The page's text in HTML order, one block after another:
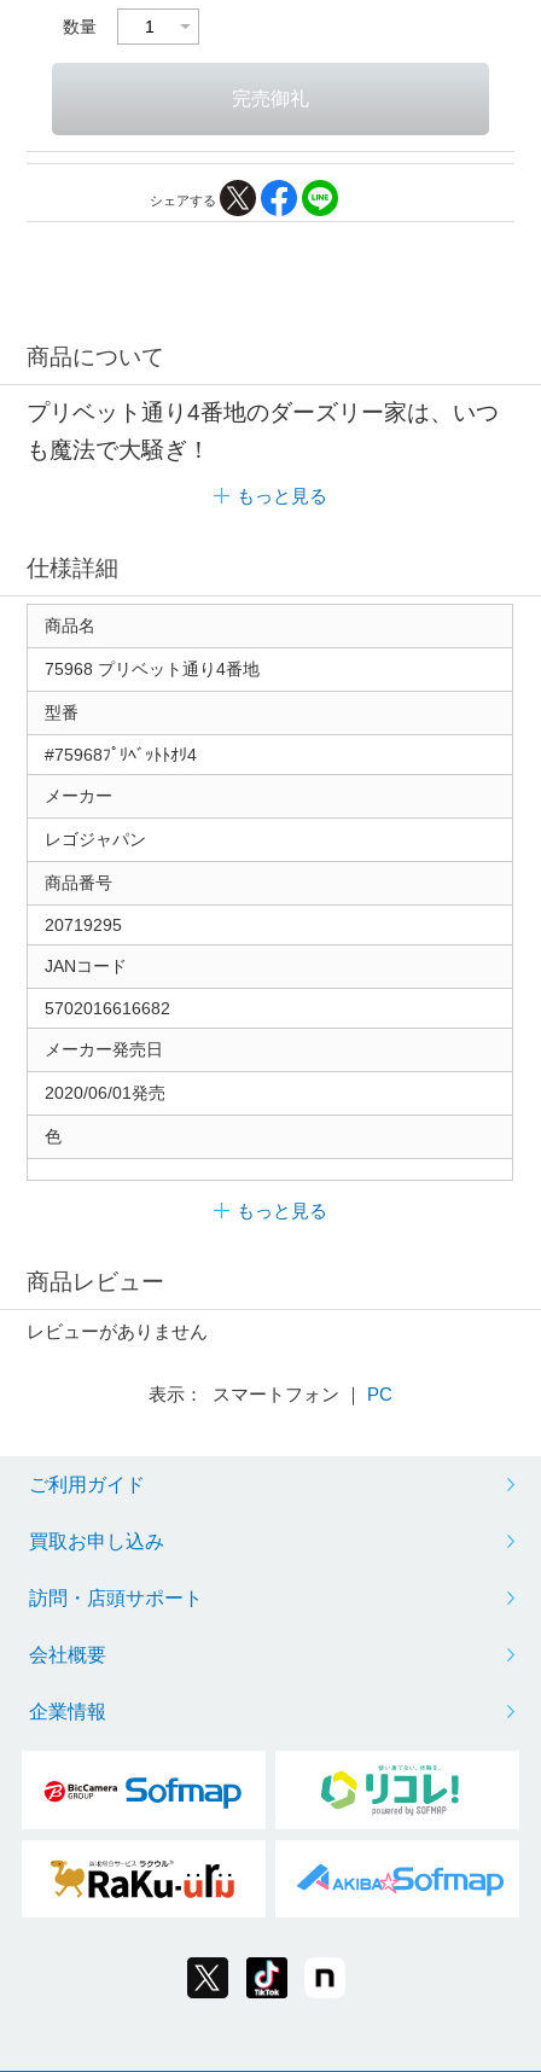
数量
シェアする
商品について
プリベット通り4番地のダーズリー家は、いつ
も魔法で大騒ぎ！
もっと見る
仕様詳細
商品名
75968 プリベット通り4番地
型番
#75968ﾌﾟﾘﾍﾞｯﾄﾄｵﾘ4
メーカー
レゴジャパン
商品番号
20719295
JANコード
5702016616682
メーカー発売日
2020/06/01発売
色
もっと見る
商品レビュー
レビューがありません
表示： スマートフォン ｜ PC
ご利用ガイド
買取お申し込み
訪問・店頭サポート
会社概要
企業情報